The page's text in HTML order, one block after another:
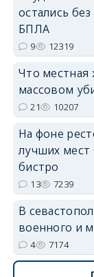
остались
БПЛА
9 12319
Что местная
массовом
21 10207
На фоне
лучших мест
бистро
13 7239
В
военного и
4 7174